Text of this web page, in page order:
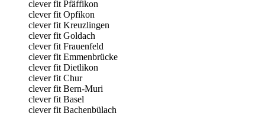
clever fit Pfäffikon
clever fit Opfikon
clever fit Kreuzlingen
clever fit Goldach
clever fit Frauenfeld
clever fit Emmenbrücke
clever fit Dietlikon
clever fit Chur
clever fit Bern-Muri
clever fit Basel
clever fit Bachenbülach